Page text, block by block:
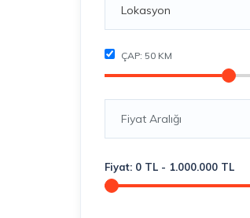
ÇAP: 50 KM
Fiyat Aralığı
Fiyat: 0 TL - 1.000.000 TL